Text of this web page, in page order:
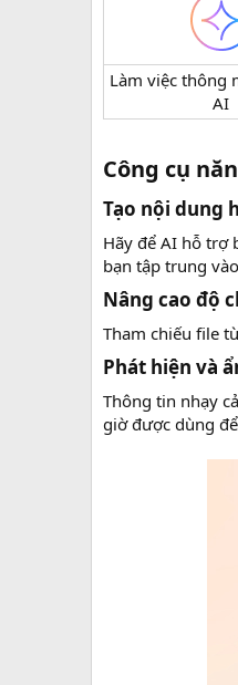
Làm việc thông
AI​
Công cụ
Tạo nội dung
Hãy để AI hỗ trợ
bạn tập trung
Nâng cao độ
Tham chiếu file
Phát hiện và
Thông tin nhạy
giờ được dùng